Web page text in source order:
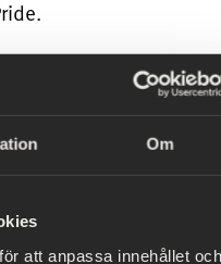
Om
att anpassa innehållet och
kostnadsfritt
till museet.